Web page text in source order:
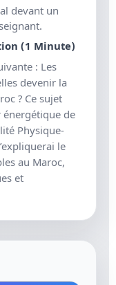
devant un
(1 Minute)
: Les
devenir la
? Ce sujet
énergétique de
Physique-
le
au Maroc,
et